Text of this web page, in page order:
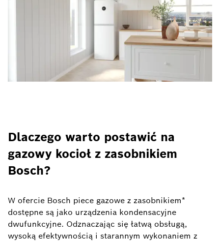
Dlaczego warto postawić na
gazowy kocioł z zasobnikiem
Bosch?
W ofercie Bosch piece gazowe z zasobnikiem*
dostępne są jako urządzenia kondensacyjne
dwufunkcyjne. Odznaczając się łatwą obsługą,
wysoką efektywnością i starannym wykonaniem z